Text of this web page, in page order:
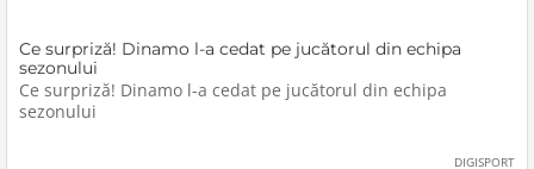
Ce surpriză! Dinamo l-a cedat pe jucătorul din echipa
sezonului
Ce surpriză! Dinamo l-a cedat pe jucătorul din echipa
sezonului
DIGISPORT